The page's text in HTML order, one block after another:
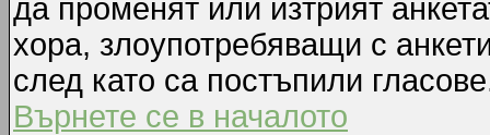
да променят или изтрият
хора, злоупотребяващи с
след като са постъпили
Върнете се в началото